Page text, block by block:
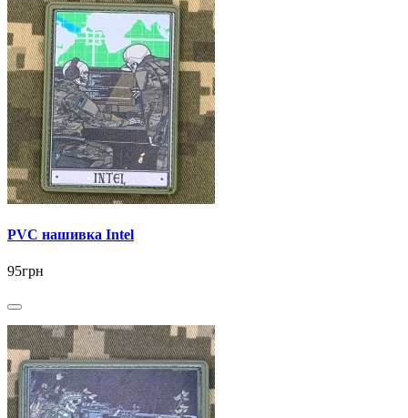
PVC нашивка Intel
95грн